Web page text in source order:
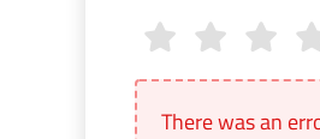
Quanto sono chiare le
There was an